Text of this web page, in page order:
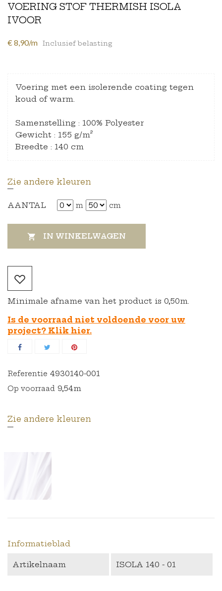
VOERING STOF THERMISH ISOLA
IVOOR
€ 8,90/m Inclusief belasting
Voering met een isolerende coating tegen
koud of warm.
Samenstelling : 100% Polyester
Gewicht : 155 g/m²
Breedte : 140 cm
Zie andere kleuren
AANTAL m cm
 IN WINKELWAGEN
Minimale afname van het product is 0,50m.
Is de voorraad niet voldoende voor uw
project? Klik hier.
Referentie 4930140-001
Op voorraad 9,54m
Zie andere kleuren
Informatieblad
Artikelnaam ISOLA 140 - 01